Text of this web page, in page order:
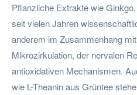
Pflanzliche Extrakte wie
seit vielen Jahren
anderem im Zusammenhang
Mikrozirkulation, der nervalen
antioxidativen Mechanismen.
wie L-Theanin aus Grüntee